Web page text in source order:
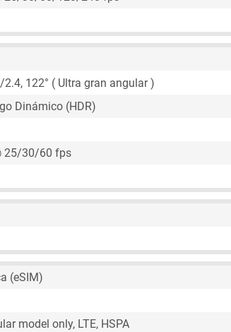
/2.4, 122° ( Ultra gran angular )
Dinámico (HDR)
25/30/60 fps
(eSIM)
model only, LTE, HSPA